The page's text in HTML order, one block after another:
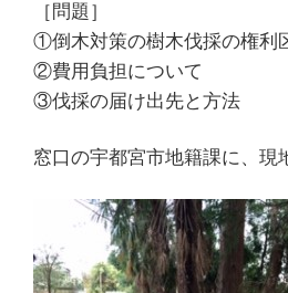
［問題］
①倒木対策の樹木伐採の権利
②費用負担について
③伐採の届け出先と方法
窓口の宇都宮市地籍課に、現